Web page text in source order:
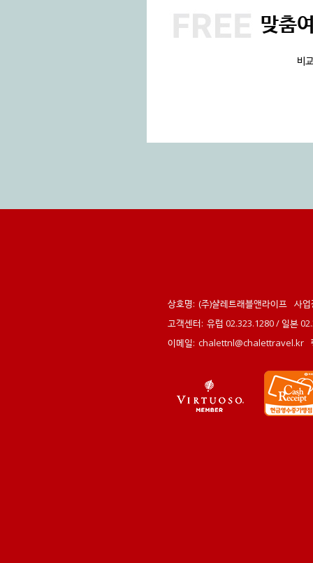
맞춤
비
상호명: (주)샬레트래블앤라이프 사
고객센터: 유럽 02.323.1280 / 일본
이메일: chalettnl@chalettravel.kr